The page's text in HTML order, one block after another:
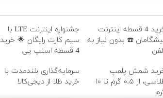
خرید 4 قسطه اینترنت
☎️ بدون نیاز به
جشنواره اینترنت LTE با
سیم کارت رایگان 🌟 خرید
4 قسطه اسنپ پی
شمش پلمپ
طلاسی، از ۰.۵ گرم تا ۱۰
سرمایه‌گذاری بلندمدت با
خرید طلا از دیجی‌کالا